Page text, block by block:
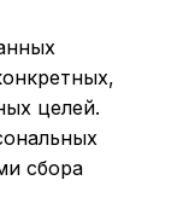
целей.
сбора